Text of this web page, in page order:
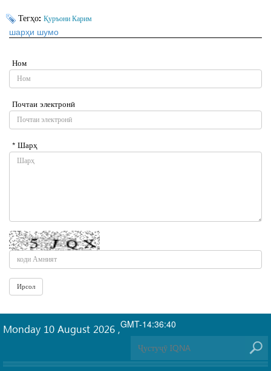
Тегҳо: Қуръони Карим
шарҳи шумо
Ном
Почтаи электронӣ
* Шарҳ
GMT-14:36:40
Monday 10 August 2026 ,